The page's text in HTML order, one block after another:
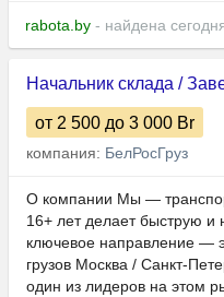
rabota.by - найдена
Начальник склада /
от 2 500 до 3 000 Br
компания: БелРосГруз
О компании Мы —
16+ лет делает быструю и
ключевое направление —
грузов Москва / Санкт-
один из лидеров на этом